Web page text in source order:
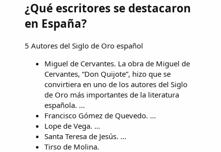
¿Qué escritores se destacaron
en España?
5 Autores del Siglo de Oro español
Miguel de Cervantes. La obra de Miguel de
Cervantes, “Don Quijote”, hizo que se
convirtiera en uno de los autores del Siglo
de Oro más importantes de la literatura
española. ...
Francisco Gómez de Quevedo. ...
Lope de Vega. ...
Santa Teresa de Jesús. ...
Tirso de Molina.